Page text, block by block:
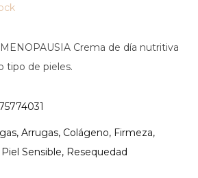
Crema de día nutritiva
tipo de pieles.
, Arrugas, Colágeno, Firmeza,
Piel Sensible, Resequedad